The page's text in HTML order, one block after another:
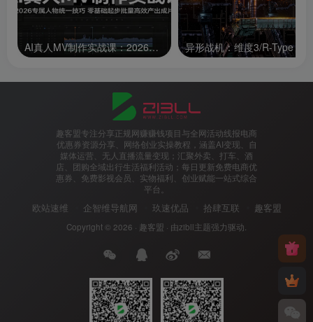
AI真人MV制作实战课：2026专属人物统一技巧，零基础起步批量高效产出成片
趣客盟专注分享正规网赚赚钱项目与全网活动线报电商
优惠券资源分享、网络创业实操教程，涵盖AI变现、自
媒体运营、无人直播流量变现；汇聚外卖、打车、酒
店、团购全域出行生活福利活动；每日更新免费电商优
惠券、免费影视会员、实物福利、创业赋能一站式综合
平台。
欧站速维 企智维导航网 玖速优品 拾肆互联 趣客盟
Copyright © 2026 · 趣客盟 · 由zibll主题强力驱动.